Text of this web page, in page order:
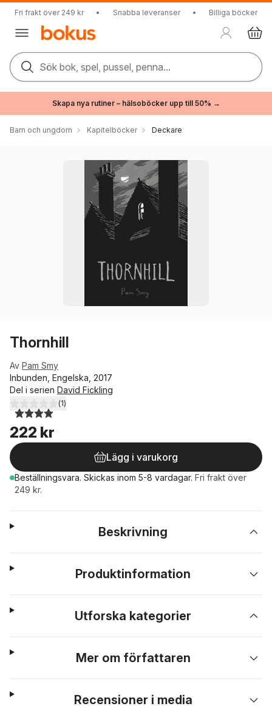
Fri frakt över 249 kr • Snabba leveranser • Billiga böcker
Sök bok, spel, pussel, penna...
Skapa nya rutiner – hälsoböcker upp till 50% →
Barn och ungdom Kapitelböcker Deckare
Thornhill
Av Pam Smy
Inbunden, Engelska, 2017
Del i serien David Fickling
4,0utav 5 stjärnor. Totalt antal röster:
(1)
222 kr
Lägg i varukorg
Beställningsvara. Skickas inom 5-8 vardagar. Fri frakt över
249 kr.
Beskrivning
Produktinformation
Utforska kategorier
Mer om författaren
Recensioner i media